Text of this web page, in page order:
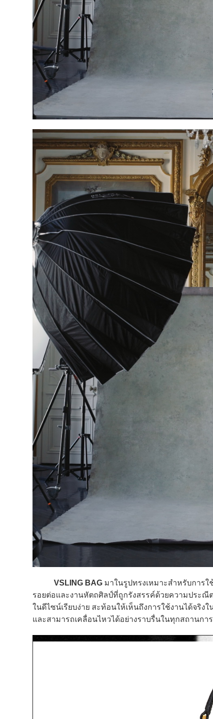
VSLING BAG มาในรูปทรงเหมาะสำหรับการ
รอยต่อและงานหัตถศิลป์ที่ถูกรังสรรค์ด้วยความประณี
ในดีไซน์เรียบง่าย สะท้อนให้เห็นถึงการใช้งานได้จริ
และสามารถเคลื่อนไหวได้อย่างราบรื่นในทุกสถานกา